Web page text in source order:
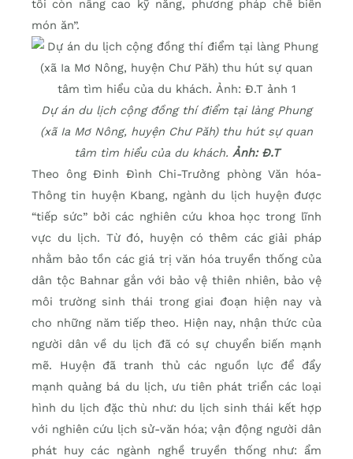
tôi còn nâng cao kỹ năng, phương pháp chế biến
món ăn”.
Dự án du lịch cộng đồng thí điểm tại làng Phung
(xã Ia Mơ Nông, huyện Chư Păh) thu hút sự quan
tâm tìm hiểu của du khách. Ảnh: Đ.T
Theo ông Đinh Đình Chi-Trưởng phòng Văn hóa-
Thông tin huyện Kbang, ngành du lịch huyện được
“tiếp sức” bởi các nghiên cứu khoa học trong lĩnh
vực du lịch. Từ đó, huyện có thêm các giải pháp
nhằm bảo tồn các giá trị văn hóa truyền thống của
dân tộc Bahnar gắn với bảo vệ thiên nhiên, bảo vệ
môi trường sinh thái trong giai đoạn hiện nay và
cho những năm tiếp theo. Hiện nay, nhận thức của
người dân về du lịch đã có sự chuyển biến mạnh
mẽ. Huyện đã tranh thủ các nguồn lực để đẩy
mạnh quảng bá du lịch, ưu tiên phát triển các loại
hình du lịch đặc thù như: du lịch sinh thái kết hợp
với nghiên cứu lịch sử-văn hóa; vận động người dân
phát huy các ngành nghề truyền thống như: ẩm